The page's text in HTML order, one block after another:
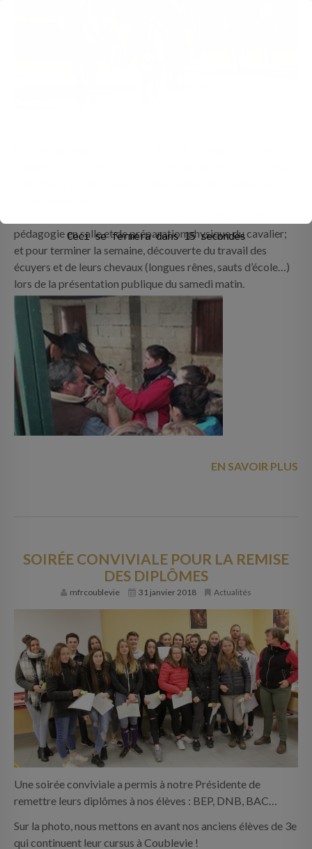
pédagogie en salle et de préparation physique du cavalier;
et pour terminer la semaine, découverte du travail des
écuyers et de leurs chevaux (longues rênes, sauts d’école…)
lors de la présentation publique du samedi matin.
EN SAVOIR PLUS
SOIRÉE CONVIVIALE POUR LA REMISE
DES DIPLÔMES
mfrcoublevie 31 janvier 2018 Actualités
Une soirée conviviale a permis à notre Présidente de
remettre leurs diplômes à nos élèves : BEP, DNB, BAC…
Sur la photo, nous mettons en avant nos anciens élèves de 3e
qui continuent leur cursus à Coublevie !
Ceci se fermera dans14secondes